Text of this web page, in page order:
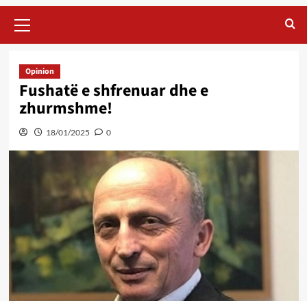
Menu
Opinion
Fushatë e shfrenuar dhe e
zhurmshme!
18/01/2025 0